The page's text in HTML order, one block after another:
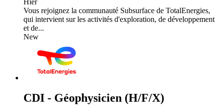
Vous rejoignez la communauté Subsurface de TotalEnergies,
qui intervient sur les activités d'exploration, de développement
et de...
New
CDI - Géophysicien (H/F/X)